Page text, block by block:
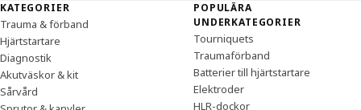
Sidfot
KATEGORIER
Trauma & förband
Hjärtstartare
Diagnostik
Akutväskor & kit
Sårvård
POPULÄRA
UNDERKATEGORIER
Tourniquets
Traumaförband
Batterier till hjärtstartare
Elektroder
HLR-dockor